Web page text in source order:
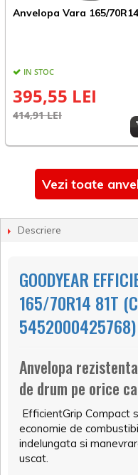
Anvelopa Vara 165/
IN STOC
395,55 LEI
414,91 LEI
Vezi toate
Descriere
GOODYEAR
165/70R14 81T
5452000425768)
Anvelopa
de drum pe orice
EfficientGrip Compact
economie de
indelungata si
uscat.